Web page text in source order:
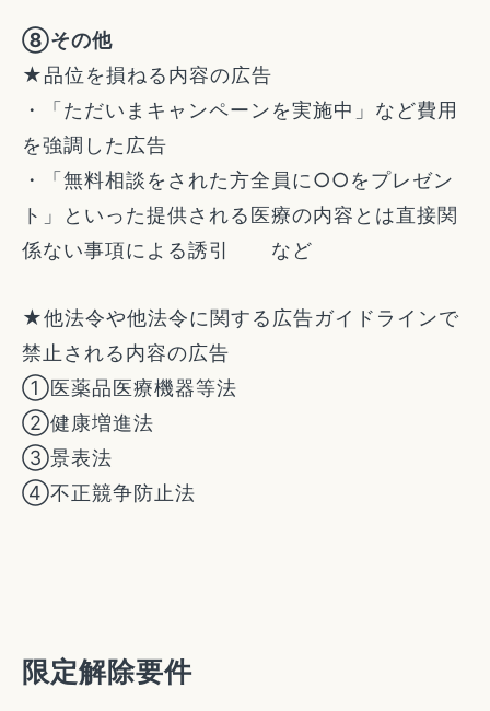
⑧その他
★品位を損ねる内容の広告
・「ただいまキャンペーンを実施中」など費用
を強調した広告
・「無料相談をされた方全員に○○をプレゼン
ト」といった提供される医療の内容とは直接関
係ない事項による誘引 など
★他法令や他法令に関する広告ガイドラインで
禁止される内容の広告
①医薬品医療機器等法
②健康増進法
③景表法
④不正競争防止法
限定解除要件